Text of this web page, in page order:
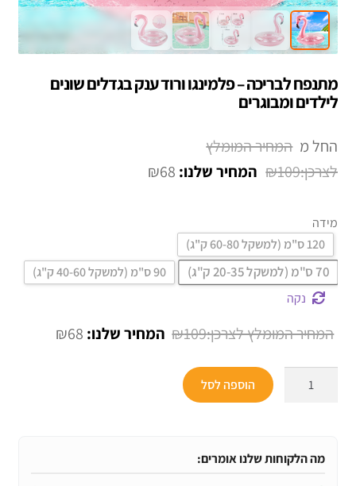
מתנפח לבריכה – פלמינגו ורוד ענק בגדלים שונים
לילדים ומבוגרים
החל מ
₪109
₪68
מידה
120 ס"מ (למשקל 60-80 ק"ג)
70 ס"מ (למשקל 20-35 ק"ג)
90 ס"מ (למשקל 40-60 ק"ג)
נקה
₪109
המחיר
₪68 המחיר
הוספה לסל
מה הלקוחות שלנו אומרים: